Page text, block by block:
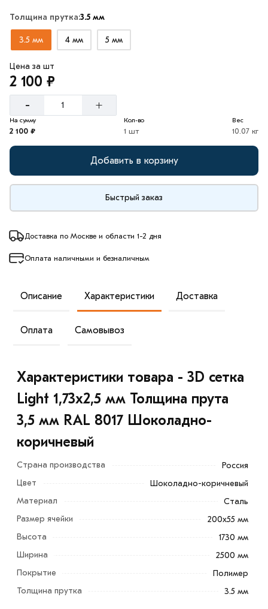
Толщина прутка:3.5 мм
3.5 мм 4 мм 5 мм
Цена за шт
2 100 ₽
- +
На сумму
2 100 ₽
Кол-во
1 шт
Вес
10.07 кг
Добавить в корзину
Быстрый заказ
Доставка по Москве и области 1-2 дня
Оплата наличными и безналичным
Описание Характеристики Доставка
Оплата Самовывоз
3D сетка Light 1,73x2,5 мм Толщина прута 3,5 мм RAL
Характеристики товара - 3D сетка
Light 1,73x2,5 мм Толщина прута
3,5 мм RAL 8017 Шоколадно-
коричневый
Страна производства
Россия
Цвет
Шоколадно-коричневый
Материал
Сталь
Размер ячейки
200х55 мм
Высота
1730 мм
Ширина
2500 мм
Покрытие
Полимер
Толщина прутка
3.5 мм